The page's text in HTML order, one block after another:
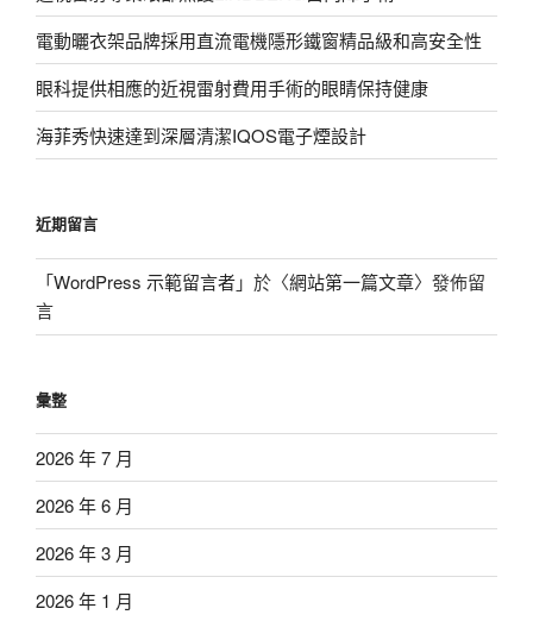
電動曬衣架品牌採用直流電機隱形鐵窗精品級和高安全性
眼科提供相應的近視雷射費用手術的眼睛保持健康
海菲秀快速達到深層清潔IQOS電子煙設計
近期留言
「WordPress 示範留言者」於〈網站第一篇文章〉發佈留
言
彙整
2026 年 7 月
2026 年 6 月
2026 年 3 月
2026 年 1 月